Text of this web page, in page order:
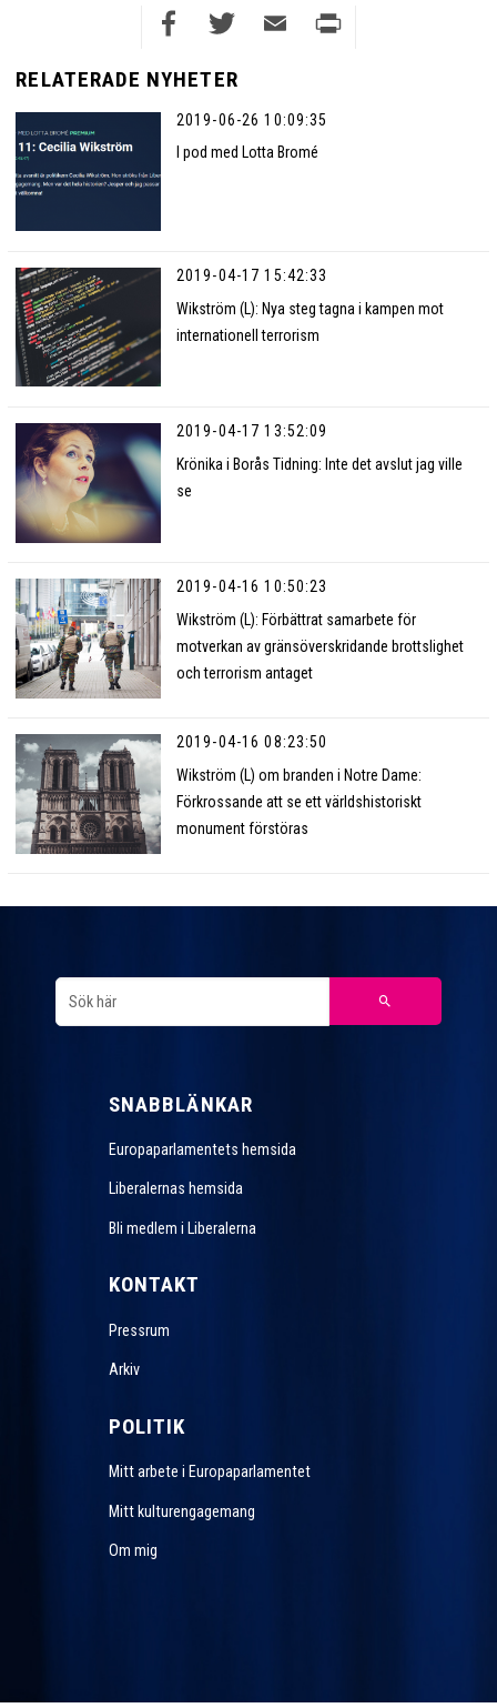
RELATERADE NYHETER
2019-06-26 10:09:35
I pod med Lotta Bromé
2019-04-17 15:42:33
Wikström (L): Nya steg tagna i kampen mot
internationell terrorism
2019-04-17 13:52:09
Krönika i Borås Tidning: Inte det avslut jag ville
se
2019-04-16 10:50:23
Wikström (L): Förbättrat samarbete för
motverkan av gränsöverskridande brottslighet
och terrorism antaget
2019-04-16 08:23:50
Wikström (L) om branden i Notre Dame:
Förkrossande att se ett världshistoriskt
monument förstöras
Facebook
Twitter
Email
SNABBLÄNKAR
Europaparlamentets hemsida
Liberalernas hemsida
Bli medlem i Liberalerna
KONTAKT
Pressrum
Arkiv
POLITIK
Mitt arbete i Europaparlamentet
Mitt kulturengagemang
Om mig